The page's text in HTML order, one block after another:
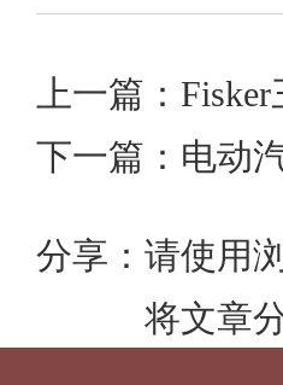
上一篇：
下一篇：电动
分享： 请使用
将文章